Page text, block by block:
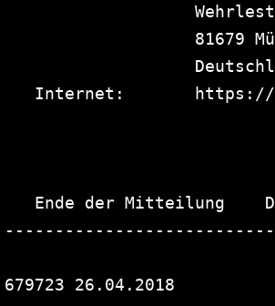
81679
Internet:
Ende der Mitteilung